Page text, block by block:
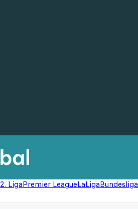
2. LigaPremier LeagueLaLigaBundesliga